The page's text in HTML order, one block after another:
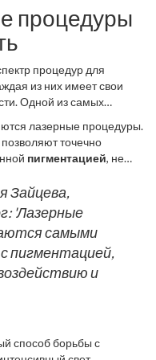
процедуры
процедур для
из них имеет свои
Одной из самых
кожу химического
клеток и
пилинг бывает разных
Основное
эффект уже после
как раздражение и
лазерные процедуры.
точечно
пигментацией, не
способны разрушать
их из клеток кожи.
точность и
быстро
лазерная терапия
сравнению с другими
эффекта
Зайцева,
'Лазерные
самыми
пигментацией,
и
способ борьбы с